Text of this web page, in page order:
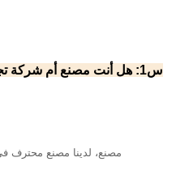
س1: هل أنت مصنع أم شركة تجارية؟
مصنع، لدينا مصنع محترف